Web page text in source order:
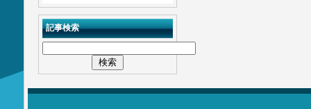
記事検索